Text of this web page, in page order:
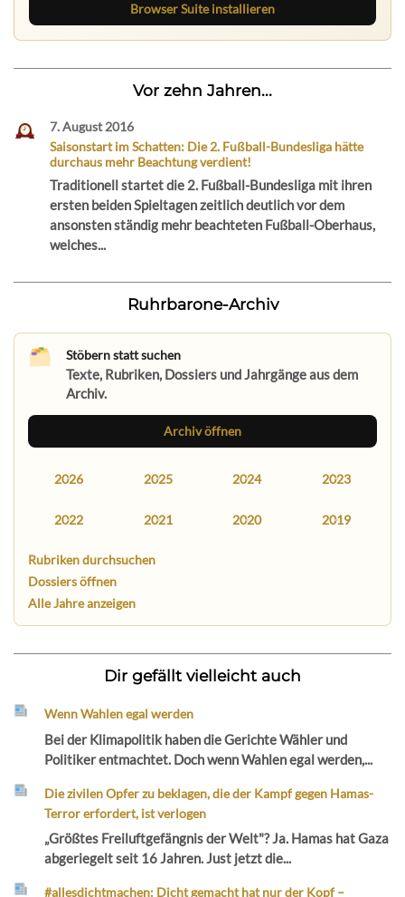
Browser Suite installieren
Vor zehn Jahren...
7. August 2016
Saisonstart im Schatten: Die 2. Fußball-Bundesliga hätte
durchaus mehr Beachtung verdient!
Traditionell startet die 2. Fußball-Bundesliga mit ihren
ersten beiden Spieltagen zeitlich deutlich vor dem
ansonsten ständig mehr beachteten Fußball-Oberhaus,
welches...
Ruhrbarone-Archiv
Stöbern statt suchen
Texte, Rubriken, Dossiers und Jahrgänge aus dem
Archiv.
Archiv öffnen
2026 2025 2024 2023
2022 2021 2020 2019
Rubriken durchsuchen
Dossiers öffnen
Alle Jahre anzeigen
Dir gefällt vielleicht auch
Wenn Wahlen egal werden
Bei der Klimapolitik haben die Gerichte Wähler und
Politiker entmachtet. Doch wenn Wahlen egal werden,...
Die zivilen Opfer zu beklagen, die der Kampf gegen Hamas-
Terror erfordert, ist verlogen
„Größtes Freiluftgefängnis der Welt"? Ja. Hamas hat Gaza
abgeriegelt seit 16 Jahren. Just jetzt die...
#allesdichtmachen: Dicht gemacht hat nur der Kopf –